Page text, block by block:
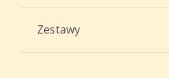
Zestawy